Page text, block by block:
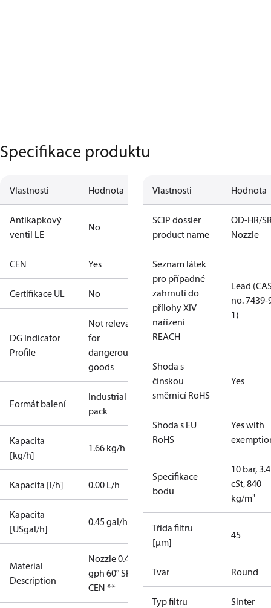
Specifikace produktu
Vlastnosti Hodnota
Antikapkový
ventil LE
No
CEN Yes
Certifikace UL No
DG Indicator
Profile
Not relevant
for
dangerous
goods
Formát balení
Industrial
pack
Kapacita
[kg/h]
1.66 kg/h
Kapacita [l/h] 0.00 L/h
Kapacita
[USgal/h]
0.45 gal/h
Material
Description
Nozzle 0.45
gph 60° SR
CEN **
Vlastnosti Hodnota
SCIP dossier
product name
OD-HR/
Nozzle
Seznam látek
pro případné
zahrnutí do
přílohy XIV
nařízení
REACH
Lead
no. 7439-
1)
Shoda s
čínskou
směrnicí RoHS
Yes
Shoda s EU
RoHS
Yes with
Specifikace
bodu
10 bar, 3.4
cSt, 840
kg/m³
Třída filtru
[µm]
45
Tvar Round
Typ filtru Sinter